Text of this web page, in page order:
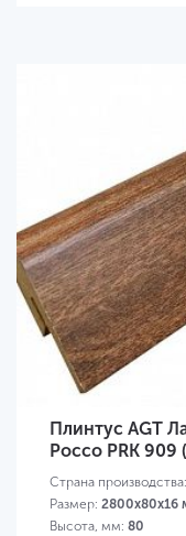
Плинтус AGT
Россо PRK 909
Страна производства:
Размер: 2800х80х16
Высота, мм: 80